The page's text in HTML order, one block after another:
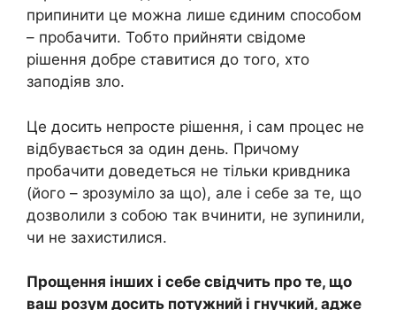
припинити це можна лише єдиним способом
– пробачити. Тобто прийняти свідоме
рішення добре ставитися до того, хто
заподіяв зло.
Це досить непросте рішення, і сам процес не
відбувається за один день. Причому
пробачити доведеться не тільки кривдника
(його – зрозуміло за що), але і себе за те, що
дозволили з собою так вчинити, не зупинили,
чи не захистилися.
Прощення інших і себе свідчить про те, що
ваш розум досить потужний і гнучкий, адже